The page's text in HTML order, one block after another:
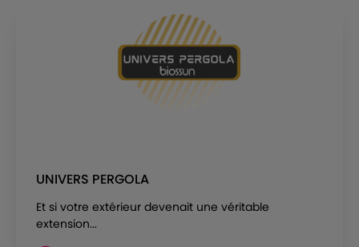
UNIVERS PERGOLA
Et si votre extérieur devenait une véritable
extension...